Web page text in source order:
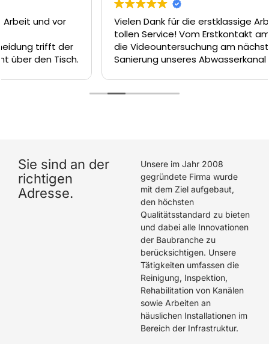
Vielen Dank für die erstklassige Arbeit und den
tollen Service! Vom Erstkontakt am Telefon, über
die Videountersuchung am nächsten Tag und die
Sanierung unseres Abwasserkanal dank Inliner-
Technik am Tag darauf hätte es nicht besser
hat eine hervorragende Arbeit geleistet. Wir können
Sie sind an der
richtigen
Adresse.
Unsere im Jahr 2008
gegründete Firma wurde
mit dem Ziel aufgebaut,
den höchsten
Qualitätsstandard zu bieten
und dabei alle Innovationen
der Baubranche zu
berücksichtigen. Unsere
Tätigkeiten umfassen die
Reinigung, Inspektion,
Rehabilitation von Kanälen
sowie Arbeiten an
häuslichen Installationen im
Bereich der Infrastruktur.